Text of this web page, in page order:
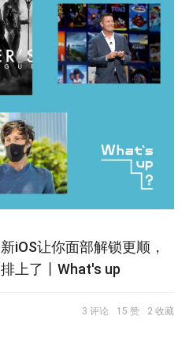
iOS让你面部解锁更顺，
上了丨What's up
3 评论 15 赞 2 收藏